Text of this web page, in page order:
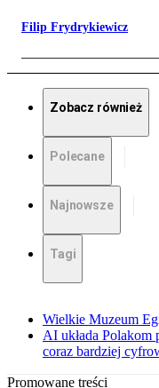
Filip Frydrykiewicz
Zobacz również
Polecane
Najnowsze
Tagi
Wielkie Muzeum
AI układa Polakom
coraz bardziej
Promowane treści